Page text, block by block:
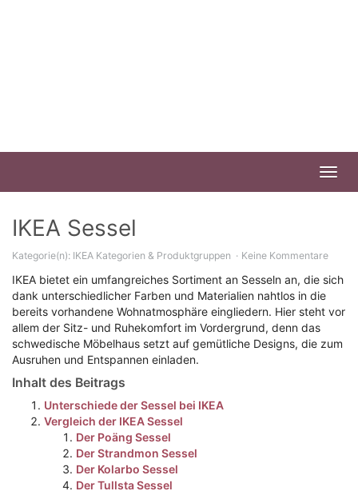
IKEA Sessel
Kategorie(n): IKEA Kategorien & Produktgruppen Keine Kommentare
IKEA bietet ein umfangreiches Sortiment an Sesseln an, die sich
dank unterschiedlicher Farben und Materialien nahtlos in die
bereits vorhandene Wohnatmosphäre eingliedern. Hier steht vor
allem der Sitz- und Ruhekomfort im Vordergrund, denn das
schwedische Möbelhaus setzt auf gemütliche Designs, die zum
Ausruhen und Entspannen einladen.
Inhalt des Beitrags
Unterschiede der Sessel bei IKEA
Vergleich der IKEA Sessel
Der Poäng Sessel
Der Strandmon Sessel
Der Kolarbo Sessel
Der Tullsta Sessel